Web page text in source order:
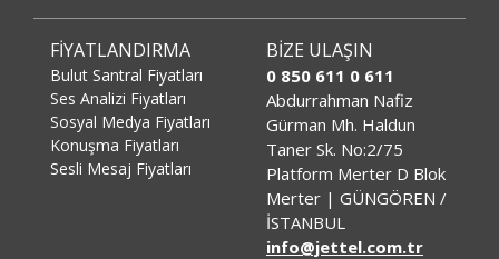
FİYATLANDIRMA
Bulut Santral Fiyatları
Ses Analizi Fiyatları
Sosyal Medya Fiyatları
Konuşma Fiyatları
Sesli Mesaj Fiyatları
BİZE ULAŞIN
0 850 611 0 611
Abdurrahman Nafiz
Gürman Mh. Haldun
Taner Sk. No:2/75
Platform Merter D Blok
Merter | GÜNGÖREN /
İSTANBUL
info@jettel.com.tr